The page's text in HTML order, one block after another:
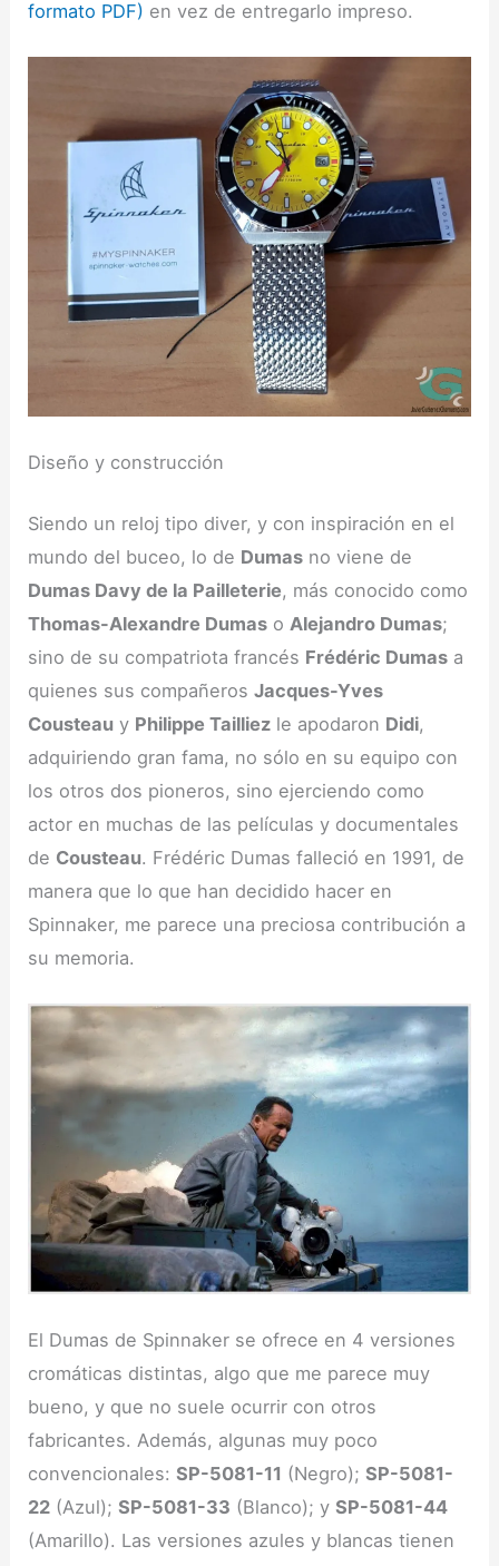
formato PDF) en vez de entregarlo impreso.
Diseño y construcción
Siendo un reloj tipo diver, y con inspiración en el
mundo del buceo, lo de Dumas no viene de
Dumas Davy de la Pailleterie, más conocido como
Thomas-Alexandre Dumas o Alejandro Dumas;
sino de su compatriota francés Frédéric Dumas a
quienes sus compañerosJacques-Yves
Cousteau y Philippe Tailliez le apodaron Didi,
adquiriendo gran fama, no sólo en su equipo con
los otros dos pioneros, sino ejerciendo como
actor en muchas de las películas y documentales
de Cousteau. Frédéric Dumas falleció en 1991, de
manera que lo que han decidido hacer en
Spinnaker, me parece una preciosa contribución a
su memoria.
El Dumas de Spinnaker se ofrece en 4 versiones
cromáticas distintas, algo que me parece muy
bueno, y que no suele ocurrir con otros
fabricantes. Además, algunas muy poco
convencionales:SP-5081-11 (Negro);SP-5081-
22 (Azul);SP-5081-33 (Blanco); ySP-5081-44
(Amarillo). Las versiones azules y blancas tienen